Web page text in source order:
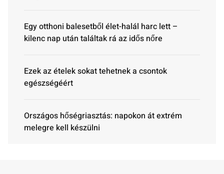
Egy otthoni balesetből élet-halál harc lett –
kilenc nap után találtak rá az idős nőre
Ezek az ételek sokat tehetnek a csontok
egészségéért
Országos hőségriasztás: napokon át extrém
melegre kell készülni